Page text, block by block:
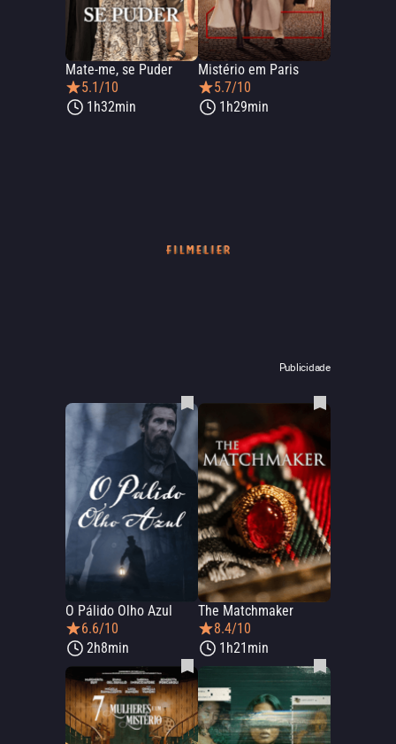
Mate-me, se Puder
5.1/10
1h32min
Mistério em Paris
5.7/10
1h29min
Publicidade
O Pálido Olho Azul
6.6/10
2h8min
The Matchmaker
8.4/10
1h21min